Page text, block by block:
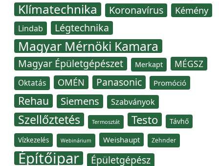
Klímatechnika Koronavírus Kémény
Lindab Légtechnika
Magyar Mérnöki Kamara
Magyar Épületgépészet Merkapt MÉGSZ
Oktatás OMÉN Panasonic Promóció
Rehau Siemens Szabványok
Szellőztetés Termosztát Testo Távhő
Vízkezelés Webinárium Weishaupt Zehnder
Építőipar Épületgépész